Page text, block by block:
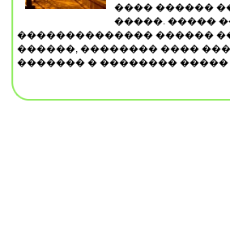
���� ������
�����. �����
�������������� ������
������, �������� ����
������� � �������� �����